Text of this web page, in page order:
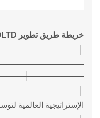
خريطة طريق تطوير SUPERCOLTD
الإستراتيجية العالمية